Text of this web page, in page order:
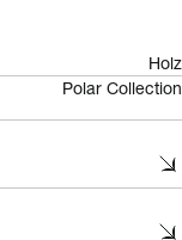
Holz
Polar Collection